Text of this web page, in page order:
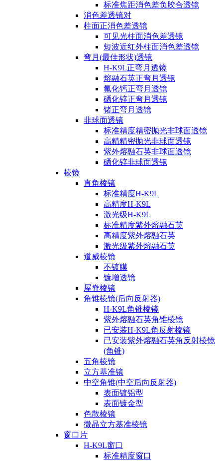
标准焦距消色差负胶合透镜
消色差透镜对
柱面正消色差透镜
可见光柱面消色差透镜
短波近红外柱面消色差透镜
弯月(最佳形状)透镜
H-K9L正弯月透镜
熔融石英正弯月透镜
氟化钙正弯月透镜
硒化锌正弯月透镜
锗正弯月透镜
非球面透镜
标准精度精密抛光非球面透镜
高精精密抛光非球面透镜
紫外熔融石英非球面透镜
硒化锌非球面透镜
棱镜
直角棱镜
标准精度H-K9L
高精度H-K9L
激光级H-K9L
标准精度紫外熔融石英
高精度紫外熔融石英
激光级紫外熔融石英
道威棱镜
不镀膜
镀增透镜
屋脊棱镜
角锥棱镜(后向反射器)
H-K9L角锥棱镜
紫外熔融石英角锥棱镜
已安装H-K9L角反射棱镜
已安装紫外熔融石英角反射棱镜
(角锥)
五角棱镜
立方基准镜
中空角锥(中空后向反射器)
表面镀铝型
表面镀金型
色散棱镜
微晶立方基准棱镜
窗口片
H-K9L窗口
标准精度窗口